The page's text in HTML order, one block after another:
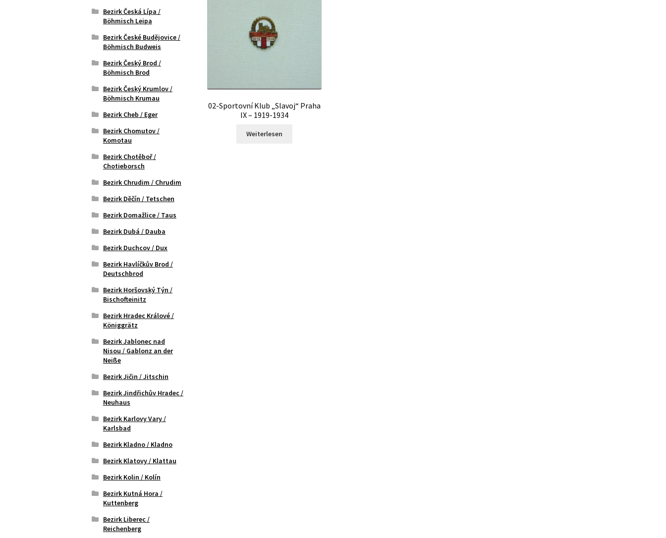
02-Sportovní Klub „Slavoj“ Praha
IX – 1919-1934
Weiterlesen
Bezirk Česká Lípa /
Böhmisch Leipa
Bezirk České Budějovice /
Böhmisch Budweis
Bezirk Český Brod /
Böhmisch Brod
Bezirk Český Krumlov /
Böhmisch Krumau
Bezirk Cheb / Eger
Bezirk Chomutov /
Komotau
Bezirk Chotěboř /
Chotieborsch
Bezirk Chrudim / Chrudim
Bezirk Děčín / Tetschen
Bezirk Domažlice / Taus
Bezirk Dubá / Dauba
Bezirk Duchcov / Dux
Bezirk Havlíčkův Brod /
Deutschbrod
Bezirk Horšovský Týn /
Bischofteinitz
Bezirk Hradec Králové /
Königgrätz
Bezirk Jablonec nad
Nisou / Gablonz an der
Neiße
Bezirk Jičin / Jitschin
Bezirk Jindřichův Hradec /
Neuhaus
Bezirk Karlovy Vary /
Karlsbad
Bezirk Kladno / Kladno
Bezirk Klatovy / Klattau
Bezirk Kolin / Kolín
Bezirk Kutná Hora /
Kuttenberg
Bezirk Liberec /
Reichenberg